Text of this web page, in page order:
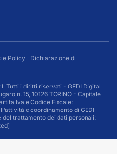
Policy
Dichiarazione di
Tutti i diritti riservati - GEDI Digital
n. 15, 10126 TORINO - Capitale
Iva e Codice Fiscale:
e coordinamento di GEDI
del trattamento dei dati personali: